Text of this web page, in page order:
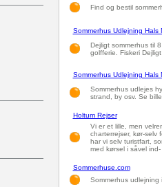
Find og bestil
Sommerhus Udlejning Hals
Dejligt sommerhus til
golfferie. Fiskeri
Sommerhus Udlejning Hals
Sommerhus udlejes
strand, by osv. Se
Holtum Rejser
Vi er et lille, men
charterrejser, kør-selv
har vi selv turistfart,
med kørsel i såvel
Sommerhuse.com
Sommerhus udlejning